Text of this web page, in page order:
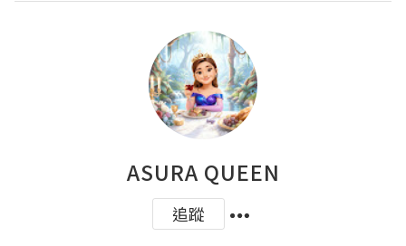
ASURA QUEEN
追蹤